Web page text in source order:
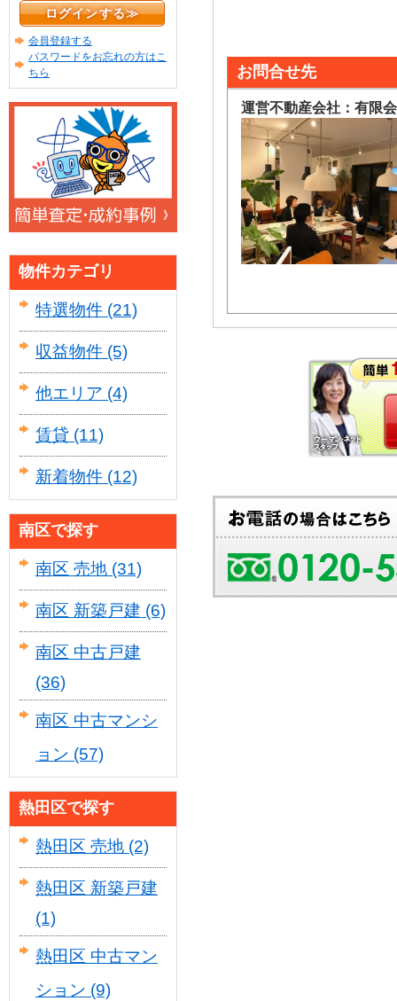
お問合せ先
運営不動産会社：有限
会員登録する
パスワードをお忘れの方はこ
ちら
物件カテゴリ
特選物件 (21)
収益物件 (5)
他エリア (4)
賃貸 (11)
新着物件 (12)
南区で探す
南区 売地 (31)
南区 新築戸建 (6)
南区 中古戸建
(36)
南区 中古マンシ
ョン (57)
熱田区で探す
熱田区 売地 (2)
熱田区 新築戸建
(1)
熱田区 中古マン
ション (9)